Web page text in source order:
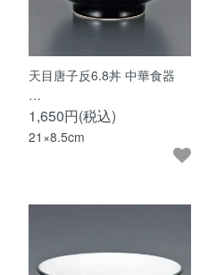
天目唐子反6.8丼 中華食器
…
1,650円(税込)
21×8.5cm